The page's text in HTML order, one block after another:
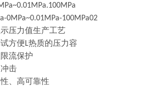
0MPa~0.01MPa-100MPa02
压力值生产工艺
方便L热质的压力容
流保护
击
、高可靠性